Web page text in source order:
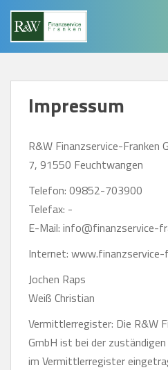
Impressum
R&W Finanzservice-Franken
7, 91550 Feuchtwangen
Telefon: 09852-703900
Telefax: -
E-Mail: info@finanzservice-
Internet: www.finanzservice-
Jochen Raps
Weiß Christian
Vermittlerregister: Die R&W
GmbH ist bei der
im Vermittlerregister